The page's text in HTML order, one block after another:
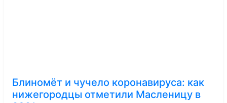
Блиномёт и чучело коронавируса: как
нижегородцы отметили Масленицу в